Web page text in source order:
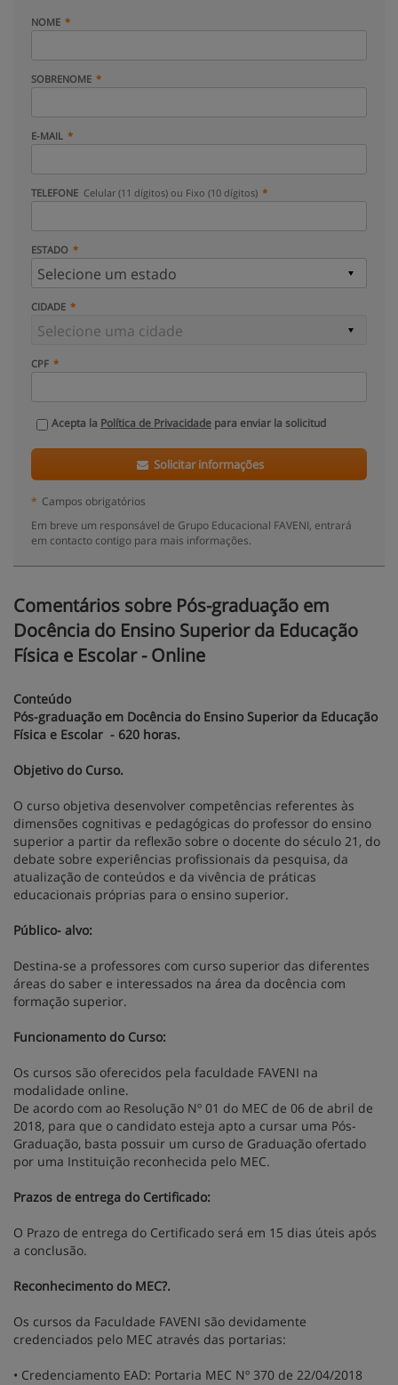
NOME
SOBRENOME
E-MAIL
TELEFONE Celular (11 dígitos) ou Fixo (10 dígitos)
ESTADO
CIDADE
CPF
Acepta la Política de Privacidade para enviar la solicitud
Solicitar informações
* Campos obrigatórios
Em breve um responsável de Grupo Educacional FAVENI, entrará
em contacto contigo para mais informações.
Comentários sobre Pós-graduação em
Docência do Ensino Superior da Educação
Física e Escolar - Online
Conteúdo
Pós-graduação em Docência do Ensino Superior da Educação
Física e Escolar - 620 horas.
Objetivo do Curso.
O curso objetiva desenvolver competências referentes às
dimensões cognitivas e pedagógicas do professor do ensino
superior a partir da reflexão sobre o docente do século 21, do
debate sobre experiências profissionais da pesquisa, da
atualização de conteúdos e da vivência de práticas
educacionais próprias para o ensino superior.
Público- alvo:
Destina-se a professores com curso superior das diferentes
áreas do saber e interessados na área da docência com
formação superior.
Funcionamento do Curso:
Os cursos são oferecidos pela faculdade FAVENI na
modalidade online.
De acordo com ao Resolução Nº 01 do MEC de 06 de abril de
2018, para que o candidato esteja apto a cursar uma Pós-
Graduação, basta possuir um curso de Graduação ofertado
por uma Instituição reconhecida pelo MEC.
Prazos de entrega do Certificado:
O Prazo de entrega do Certificado será em 15 dias úteis após
a conclusão.
Reconhecimento do MEC?.
Os cursos da Faculdade FAVENI são devidamente
credenciados pelo MEC através das portarias:
• Credenciamento EAD: Portaria MEC Nº 370 de 22/04/2018